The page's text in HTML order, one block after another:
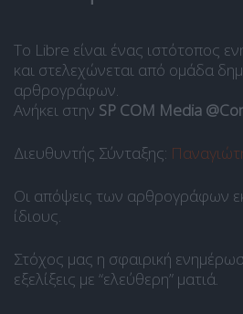
Το Libre είναι ένας ιστότοπος
και στελεχώνεται από ομάδα
αρθρογράφων.
Ανήκει στην SP COM Media
Διευθυντής Σύνταξης:
Οι απόψεις των αρθρογράφων
ίδιους.
Στόχος μας η σφαιρική
εξελίξεις με “ελεύθερη” ματιά.